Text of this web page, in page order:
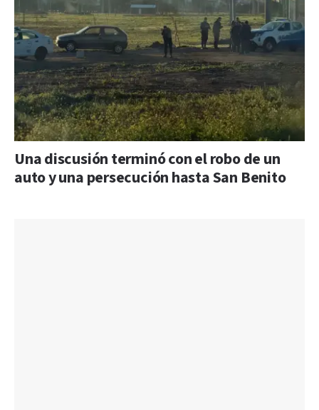
Una discusión terminó con el robo de un
auto y una persecución hasta San Benito